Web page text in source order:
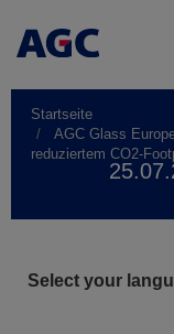
Startseite
AGC Glass
reduziertem CO2-
Select your